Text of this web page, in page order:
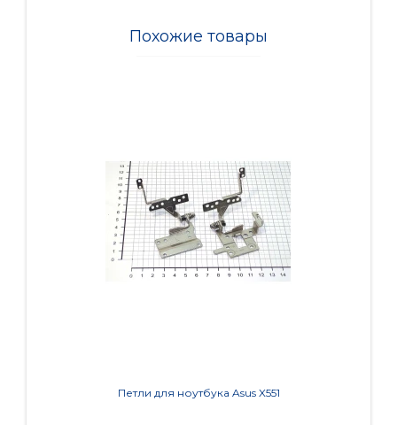
Похожие товары
Петли для ноутбука Asus X551